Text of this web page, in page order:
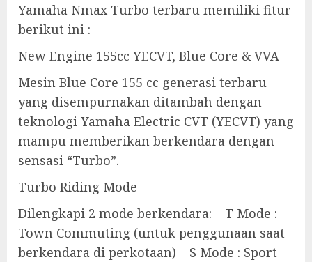
Yamaha Nmax Turbo terbaru memiliki fitur
berikut ini :
New Engine 155cc YECVT, Blue Core & VVA
Mesin Blue Core 155 cc generasi terbaru
yang disempurnakan ditambah dengan
teknologi Yamaha Electric CVT (YECVT) yang
mampu memberikan berkendara dengan
sensasi “Turbo”.
Turbo Riding Mode
Dilengkapi 2 mode berkendara: – T Mode :
Town Commuting (untuk penggunaan saat
berkendara di perkotaan) – S Mode : Sport